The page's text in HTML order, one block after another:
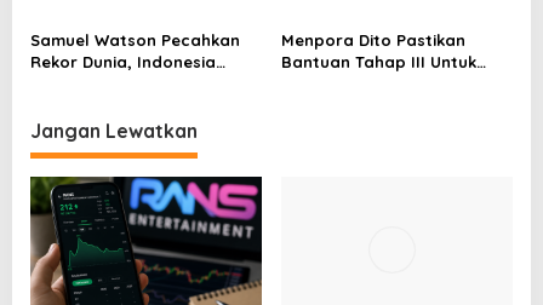
untuk Generasi Muda
IPSI
Samuel Watson Pecahkan
Rekor Dunia, Indonesia
Menpora Dito Pastikan
Bantuan Tahap III Untuk
Jangan Lewatkan